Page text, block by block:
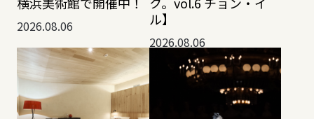
2026.08.06
ル】
2026.08.06